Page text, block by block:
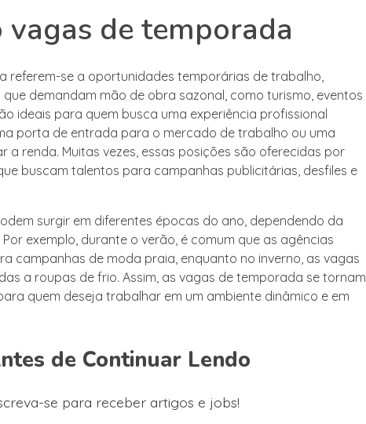
vagas de temporada
referem-se a oportunidades temporárias de trabalho,
demandam mão de obra sazonal, como turismo, eventos
ideais para quem busca uma experiência profissional
porta de entrada para o mercado de trabalho ou uma
a renda. Muitas vezes, essas posições são oferecidas por
buscam talentos para campanhas publicitárias, desfiles e
surgir em diferentes épocas do ano, dependendo da
exemplo, durante o verão, é comum que as agências
campanhas de moda praia, enquanto no inverno, as vagas
a roupas de frio. Assim, as vagas de temporada se tornam
quem deseja trabalhar em um ambiente dinâmico e em
de Continuar Lendo
se para receber artigos e jobs!